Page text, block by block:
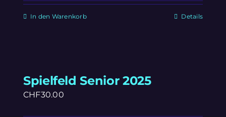
In den Warenkorb Details
Spielfeld Senior 2025
CHF30.00